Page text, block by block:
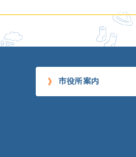
市役所案内